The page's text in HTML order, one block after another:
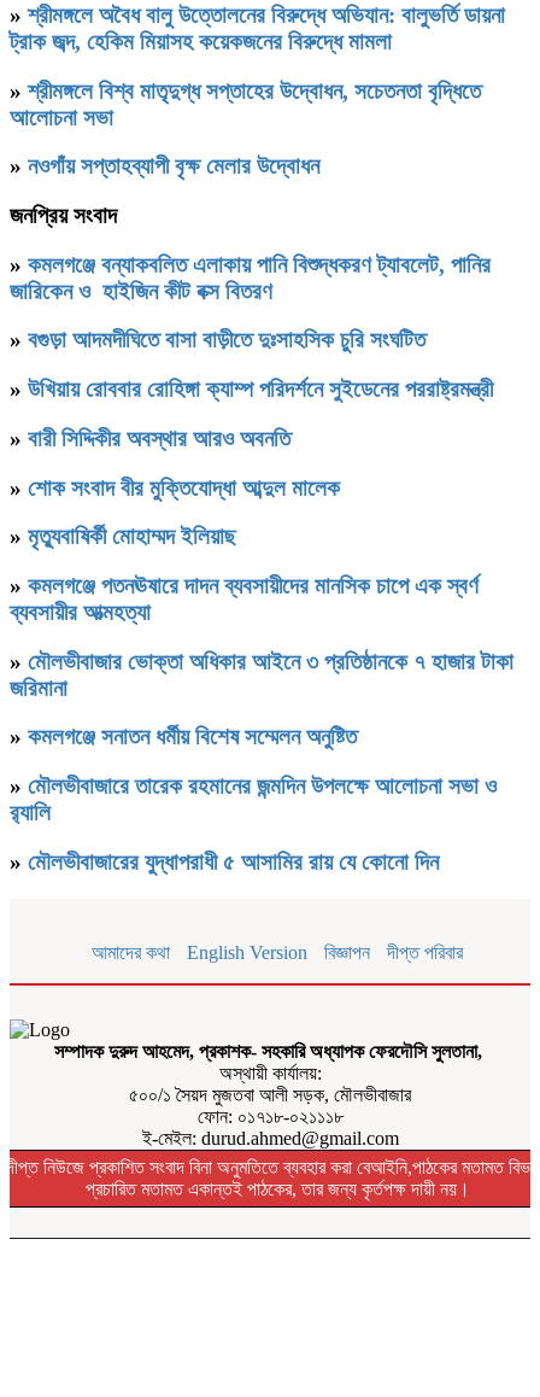
»শ্রীমঙ্গলে অবৈধ বালু উত্তোলনের বিরুদ্ধে অভিযান: বালুভর্তি ডায়না
ট্রাক জব্দ, হেকিম মিয়াসহ কয়েকজনের বিরুদ্ধে মামলা
»শ্রীমঙ্গলে বিশ্ব মাতৃদুগ্ধ সপ্তাহের উদ্বোধন, সচেতনতা বৃদ্ধিতে
আলোচনা সভা
» নওগাঁয় সপ্তাহব্যাপী বৃক্ষ মেলার উদ্বোধন
জনপ্রিয় সংবাদ
» কমলগঞ্জে বন্যাকবলিত এলাকায় পানি বিশুদ্ধকরণ ট্যাবলেট, পানির
জারিকেন ও হাইজিন কীট বক্স বিতরণ
» বগুড়া আদমদীঘিতে বাসা বাড়ীতে দুঃসাহসিক চুরি সংঘটিত
» উখিয়ায় রোববার রোহিঙ্গা ক্যাম্প পরিদর্শনে সুইডেনের পররাষ্ট্রমন্ত্রী
» বারী সিদ্দিকীর অবস্থার আরও অবনতি
» শোক সংবাদ বীর মুক্তিযোদ্ধা আব্দুল মালেক
» মৃত্যুবাষির্কী মোহাম্মদ ইলিয়াছ
» কমলগঞ্জে পতনঊষারে দাদন ব্যবসায়ীদের মানসিক চাপে এক স্বর্ণ
ব্যবসায়ীর আত্মহত্যা
» মৌলভীবাজার ভোক্তা অধিকার আইনে ৩ প্রতিষ্ঠানকে ৭ হাজার টাকা
জরিমানা
» কমলগঞ্জে সনাতন ধর্মীয় বিশেষ সম্মেলন অনুষ্টিত
» মৌলভীবাজারে তারেক রহমানের জন্মদিন উপলক্ষে আলোচনা সভা ও
র‌্যালি
» মৌলভীবাজারের যুদ্ধাপরাধী ৫ আসামির রায় যে কোনো দিন
আমাদের কথা English Version বিজ্ঞাপন দীপ্ত পরিবার
সম্পাদক দুরুদ আহমেদ, প্রকাশক- সহকারি অধ্যাপক ফেরদৌসি সুলতানা,
অস্থায়ী কার্যালয়:
৫০০/১ সৈয়দ মুজতবা আলী সড়ক, মৌলভীবাজার
ফোন: ০১৭১৮-০২১১১৮
ই-মেইল: durud.ahmed@gmail.com
দীপ্ত নিউজে প্রকাশিত সংবাদ বিনা অনুমতিতে ব্যবহার করা বেআইনি,পাঠকের মতামত
প্রচারিত মতামত একান্তই পাঠকের, তার জন্য কৃর্তপক্ষ দায়ী নয়।